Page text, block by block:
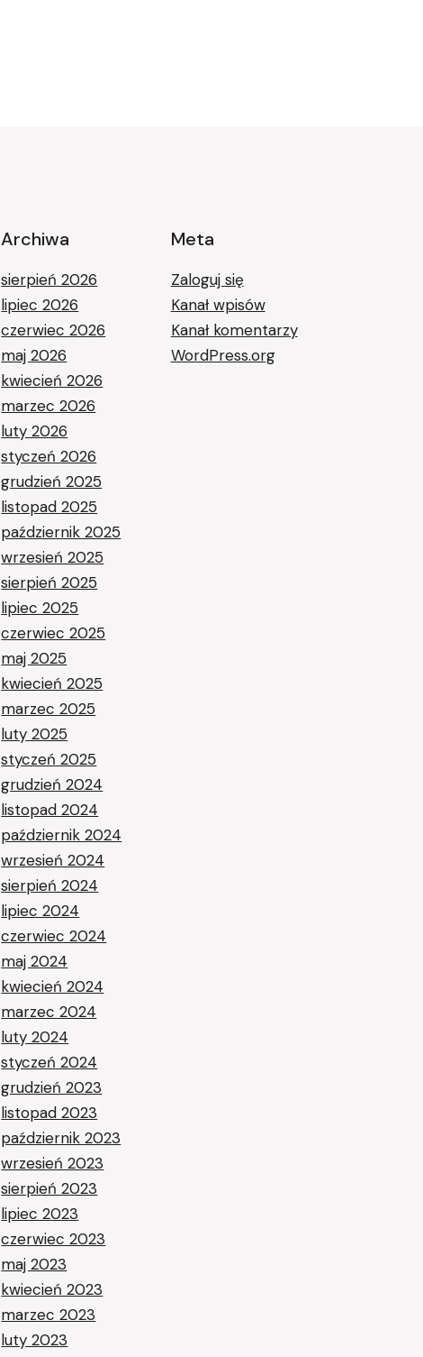
Archiwa
sierpień 2026
lipiec 2026
czerwiec 2026
maj 2026
kwiecień 2026
marzec 2026
luty 2026
styczeń 2026
grudzień 2025
listopad 2025
październik 2025
wrzesień 2025
sierpień 2025
lipiec 2025
czerwiec 2025
maj 2025
kwiecień 2025
marzec 2025
luty 2025
styczeń 2025
grudzień 2024
listopad 2024
październik 2024
wrzesień 2024
sierpień 2024
lipiec 2024
czerwiec 2024
maj 2024
kwiecień 2024
marzec 2024
luty 2024
styczeń 2024
grudzień 2023
listopad 2023
październik 2023
wrzesień 2023
sierpień 2023
lipiec 2023
czerwiec 2023
maj 2023
kwiecień 2023
marzec 2023
luty 2023
Meta
Zaloguj się
Kanał wpisów
Kanał komentarzy
WordPress.org